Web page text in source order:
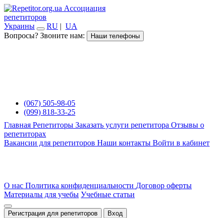
Ассоциация
репетиторов
Украины
RU | UA
Вопросы? Звоните нам:
Наши телефоны
(067) 505-98-05
(099) 818-33-25
Главная Репетиторы Заказать услуги репетитора Отзывы о
репетиторах
Вакансии для репетиторов Наши контакты Войти в кабинет
О нас Политика конфиденциальности Договор оферты
Материалы для учебы Учебные статьи
Регистрация для репетиторов Вход